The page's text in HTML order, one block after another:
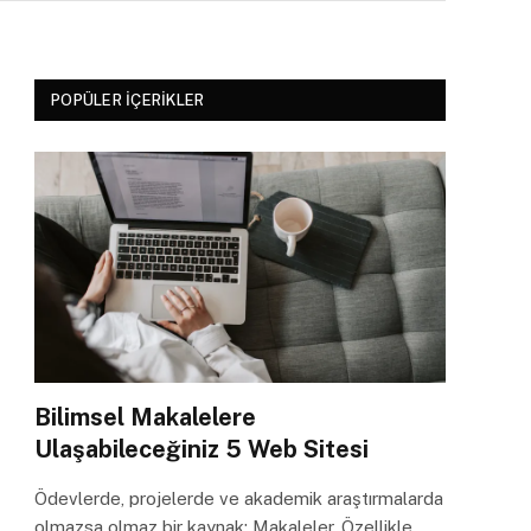
POPÜLER İÇERIKLER
Bilimsel Makalelere
Ulaşabileceğiniz 5 Web Sitesi
Ödevlerde, projelerde ve akademik araştırmalarda